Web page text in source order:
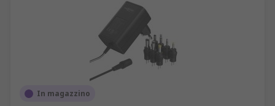
In magazzino